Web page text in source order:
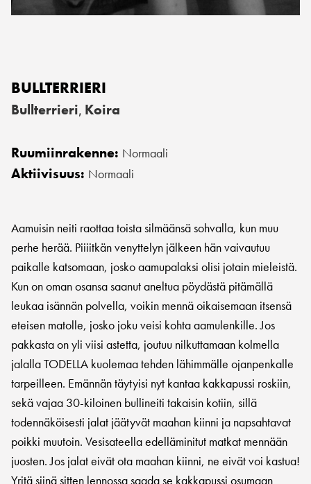
BULLTERRIERI
Bullterrieri, Koira
Ruumiinrakenne: Normaali
Aktiivisuus: Normaali
Aamuisin neiti raottaa toista silmäänsä sohvalla, kun muu
perhe herää. Piiiitkän venyttelyn jälkeen hän vaivautuu
paikalle katsomaan, josko aamupalaksi olisi jotain mieleistä.
Kun on oman osansa saanut aneltua pöydästä pitämällä
leukaa isännän polvella, voikin mennä oikaisemaan itsensä
eteisen matolle, josko joku veisi kohta aamulenkille. Jos
pakkasta on yli viisi astetta, joutuu nilkuttamaan kolmella
jalalla TODELLA kuolemaa tehden lähimmälle ojanpenkalle
tarpeilleen. Emännän täytyisi nyt kantaa kakkapussi roskiin,
sekä vajaa 30-kiloinen bullineiti takaisin kotiin, sillä
todennäköisesti jalat jäätyvät maahan kiinni ja napsahtavat
poikki muutoin. Vesisateella edelläminitut matkat mennään
juosten. Jos jalat eivät ota maahan kiinni, ne eivät voi kastua!
Yritä siinä sitten lennossa saada se kakkapussi osumaan